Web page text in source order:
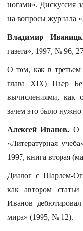
ногами». Дискуссия
на вопросы журнала
Владимир
газета», 1997, № 96,
О том, как в
глава ХIХ) Пьер
вычислениями, как
зачем это было нужно
Алексей Иванов. О
«Литературная
1997, книга вторая
Диалог с Шарлем-
как автором
Иванов
мира» (1995, № 12).